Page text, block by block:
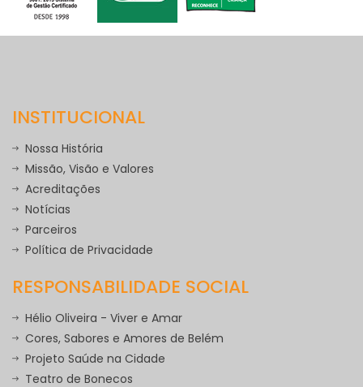
INSTITUCIONAL
Nossa História
Missão, Visão e Valores
Acreditações
Notícias
Parceiros
Política de Privacidade
RESPONSABILIDADE SOCIAL
Hélio Oliveira - Viver e Amar
Cores, Sabores e Amores de Belém
Projeto Saúde na Cidade
Teatro de Bonecos